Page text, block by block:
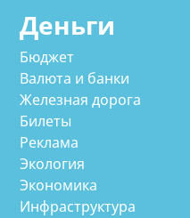
Деньги
Бюджет
Валюта и банки
Железная дорога
Билеты
Реклама
Экология
Экономика
Инфраструктура